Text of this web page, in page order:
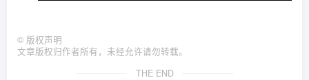
© 版权声明
文章版权归作者所有，未经允许请勿转载。
THE END